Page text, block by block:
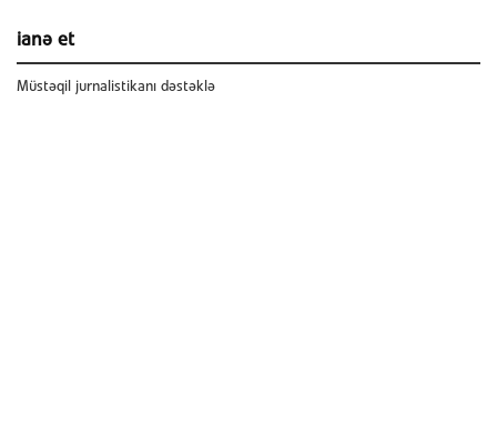
ianə et
Müstəqil jurnalistikanı dəstəklə